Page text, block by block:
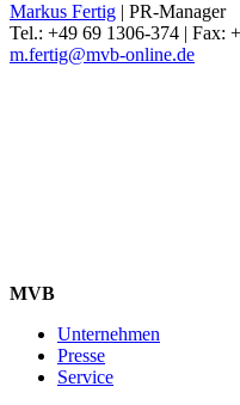
Markus Fertig | PR-Manager
Tel.: +49 69 1306-374 | Fax:
m.fertig@mvb-online.de
MVB
Unternehmen
Presse
Service